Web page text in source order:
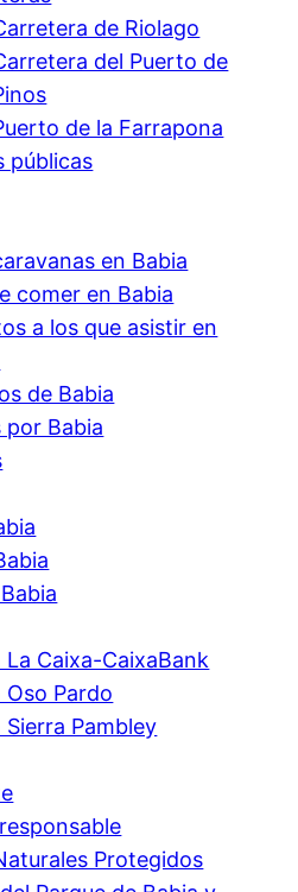
de Riolago
del Puerto de
de la Farrapona
públicas
en Babia
comer en Babia
a los que asistir en
de Babia
por Babia
La Caixa-CaixaBank
Oso Pardo
Sierra Pambley
Protegidos